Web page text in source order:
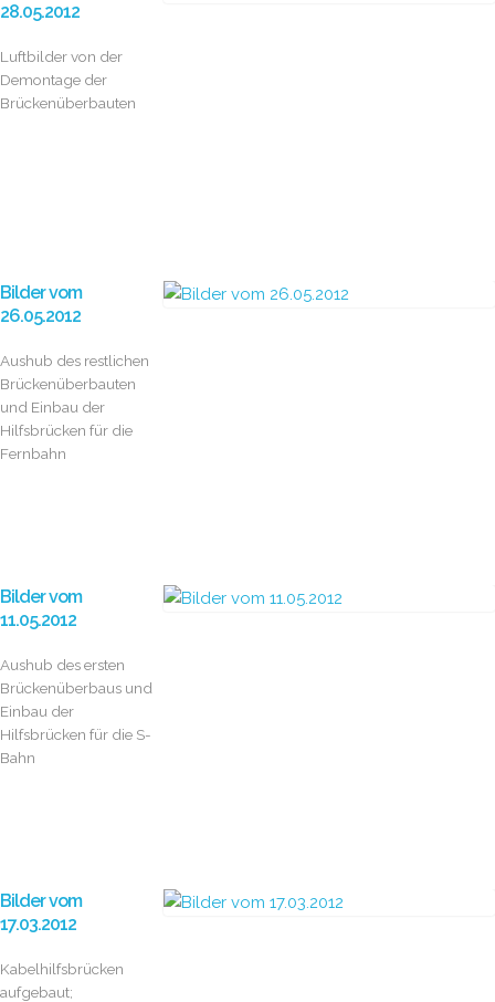
28.05.2012
Luftbilder von der
Demontage der
Brückenüberbauten
Bilder vom
26.05.2012
Aushub des restlichen
Brückenüberbauten
und Einbau der
Hilfsbrücken für die
Fernbahn
Bilder vom
11.05.2012
Aushub des ersten
Brückenüberbaus und
Einbau der
Hilfsbrücken für die S-
Bahn
Bilder vom
17.03.2012
Kabelhilfsbrücken
aufgebaut;